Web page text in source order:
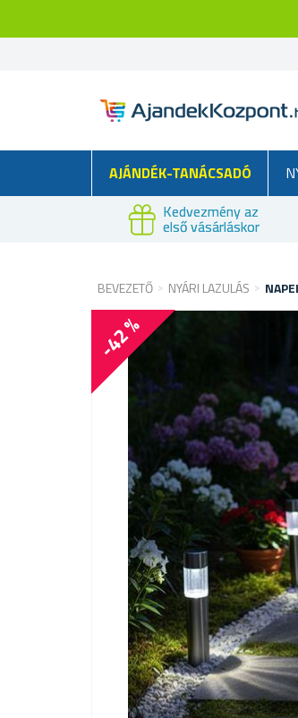
AJÁNDÉK-TANÁCSADÓ
Kedvezmény az
első vásárláskor
BEVEZETŐ NYÁRI LAZULÁS
-42 %